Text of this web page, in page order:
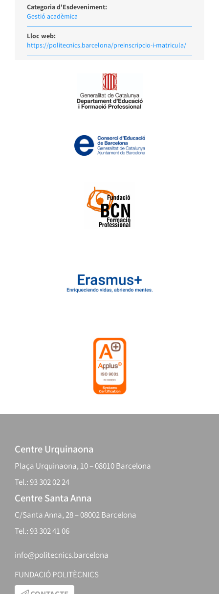
Categoria d'Esdeveniment:
Gestió acadèmica
Lloc web:
https://politecnics.barcelona/preinscripcio-i-matricula/
Centre Urquinaona
Plaça Urquinaona, 10 – 08010 Barcelona
Tel.: 93 302 02 24
Centre Santa Anna
C/Santa Anna, 28 – 08002 Barcelona
Tel.: 93 302 41 06
info@politecnics.barcelona
FUNDACIÓ POLITÈCNICS